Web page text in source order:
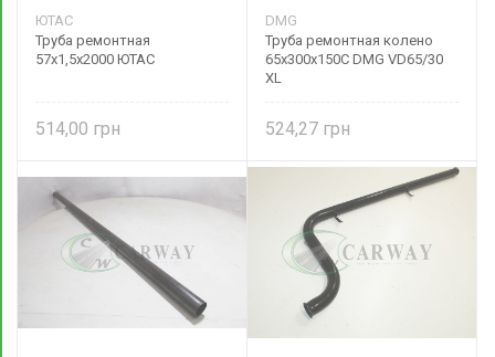
ЮТАС
Труба ремонтная
57х1,5х2000 ЮТАС
514,00
DMG
Труба ремонтная колено
65х300х150С DMG VD65/30
XL
524,27